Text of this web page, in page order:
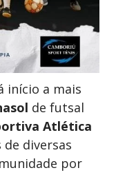
início a mais
de futsal
Atlética
diversas
por